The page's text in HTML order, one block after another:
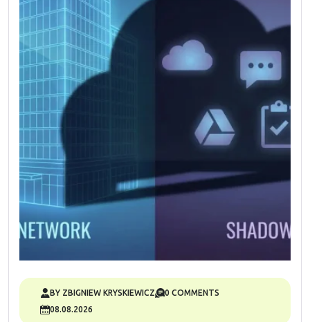
BY ZBIGNIEW KRYSKIEWICZ
0 COMMENTS
08.08.2026